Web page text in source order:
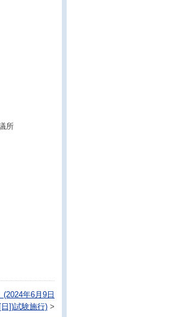
所
(2024年6月9日
[日])試験施行)>